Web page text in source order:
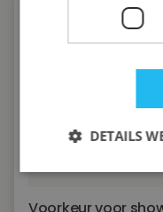
Vul direct uw
DETAILS